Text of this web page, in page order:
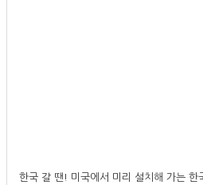
한국 갈 땐! 미국에서 미리 설치해 가는 한